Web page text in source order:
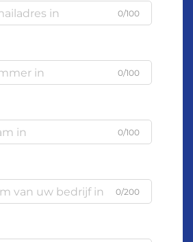
0/100
0/100
0/100
0/200